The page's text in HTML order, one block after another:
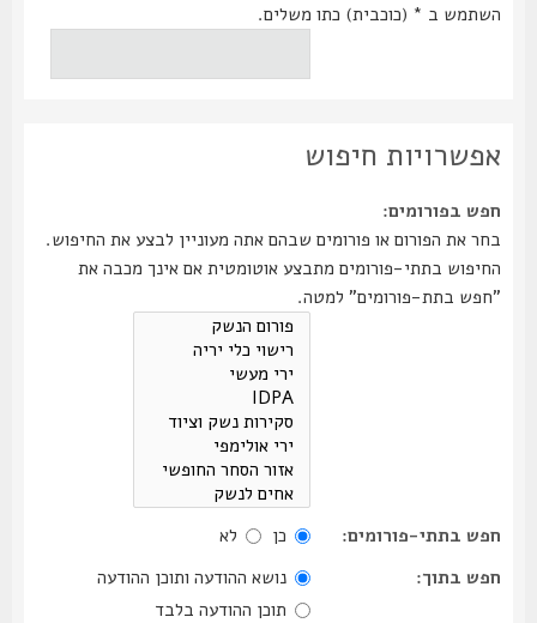
השתמש ב * (כוכבית) כתו משלים.
אפשרויות חיפוש
חפש בפורומים:
בחר את הפורום או פורומים שבהם אתה מעוניין לבצע את החיפוש.
החיפוש בתתי-פורומים מתבצע אוטומטית אם אינך מכבה את
"חפש בתת-פורומים" למטה.
חפש בתתי-פורומים: כן
לא
חפש בתוך:
נושא ההודעה ותוכן ההודעה
תוכן ההודעה בלבד